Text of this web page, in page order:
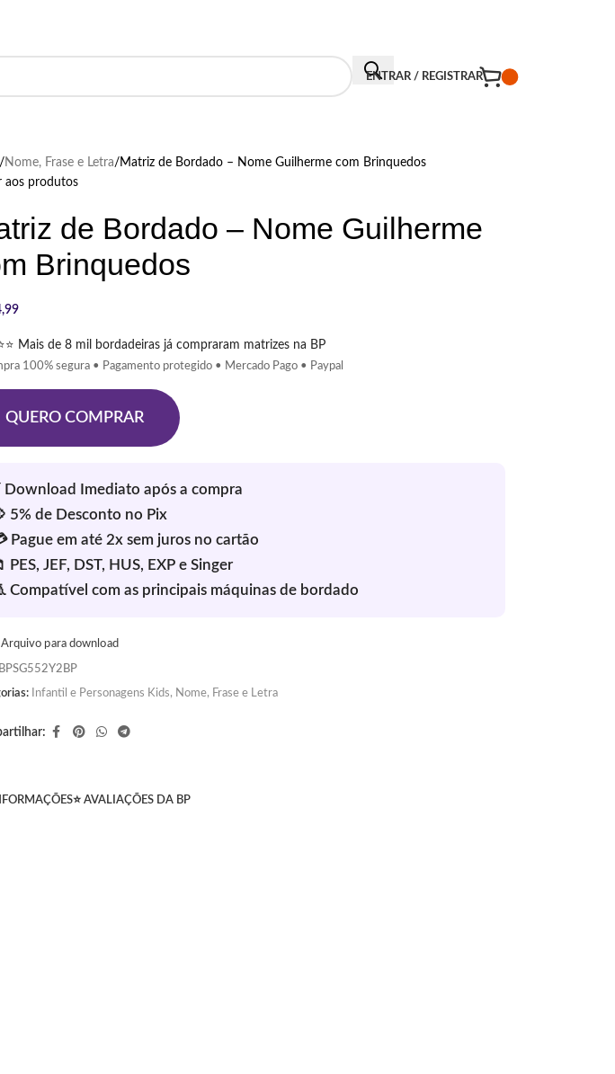
ENTRAR / REGISTRAR
Nome, Frase e Letra
Matriz de Bordado – Nome Guilherme com Brinquedos
aos produtos
de Bordado – Nome Guilherme
Brinquedos
Mais de 8 mil bordadeiras já compraram matrizes na BP
100% segura • Pagamento protegido • Mercado Pago • Paypal
QUERO COMPRAR
Arquivo para download
BPSG552Y2BP
Infantil e Personagens Kids, Nome, Frase e Letra
⭐ AVALIAÇÕES DA BP